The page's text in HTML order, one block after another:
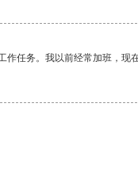
任务。我以前经常加班，现